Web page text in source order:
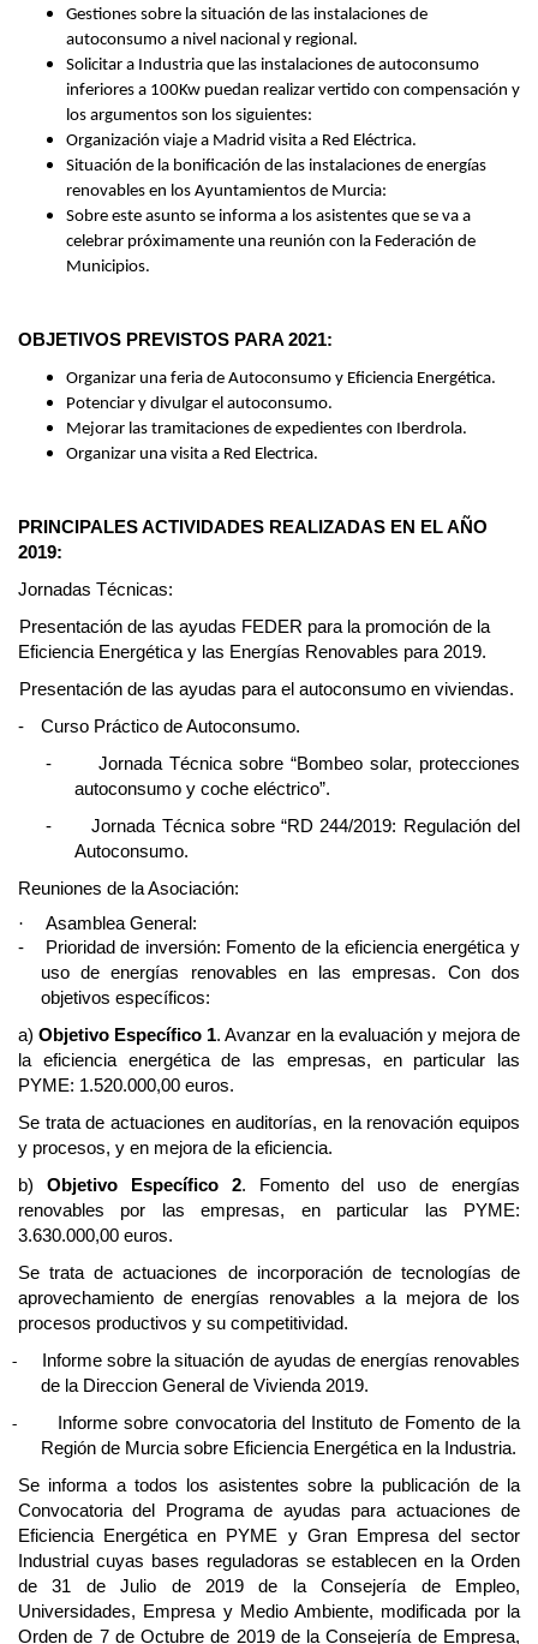
Gestiones sobre la situación de las instalaciones de
autoconsumo a nivel nacional y regional.
Solicitar a Industria que las instalaciones de autoconsumo
inferiores a 100Kw puedan realizar vertido con compensación y
los argumentos son los siguientes:
Organización viaje a Madrid visita a Red Eléctrica.
Situación de la bonificación de las instalaciones de energías
renovables en los Ayuntamientos de Murcia:
Sobre este asunto se informa a los asistentes que se va a
celebrar próximamente una reunión con la Federación de
Municipios.
OBJETIVOS PREVISTOS PARA 2021:
Organizar una feria de Autoconsumo y Eficiencia Energética.
Potenciar y divulgar el autoconsumo.
Mejorar las tramitaciones de expedientes con Iberdrola.
Organizar una visita a Red Electrica.
PRINCIPALES ACTIVIDADES REALIZADAS EN EL AÑO
2019:
Jornadas Técnicas:
Presentación de las ayudas FEDER para la promoción de la
Eficiencia Energética y las Energías Renovables para 2019.
Presentación de las ayudas para el autoconsumo en viviendas.
-
Curso Práctico de Autoconsumo.
-
Jornada Técnica sobre “Bombeo solar, protecciones
autoconsumo y coche eléctrico”.
-
Jornada Técnica sobre “RD 244/2019: Regulación del
Autoconsumo.
Reuniones de la Asociación:
·
Asamblea General:
-
Prioridad de inversión: Fomento de la eficiencia energética y
uso de energías renovables en las empresas. Con dos
objetivos específicos:
a)Objetivo Específico 1. Avanzar en la evaluación y mejora de
la eficiencia energética de las empresas, en particular las
PYME: 1.520.000,00 euros.
Se trata de actuaciones en auditorías, en la renovación equipos
y procesos, y en mejora de la eficiencia.
b) Objetivo Específico 2. Fomento del uso de energías
renovables por las empresas, en particular las PYME:
3.630.000,00 euros.
Se trata de actuaciones de incorporación de tecnologías de
aprovechamiento de energías renovables a la mejora de los
procesos productivos y su competitividad.
-
Informe sobre la situación de ayudas de energías renovables
de la Direccion General de Vivienda 2019.
-
Informe sobre convocatoria del Instituto de Fomento de la
Región de Murcia sobre Eficiencia Energética en la Industria.
Se informa a todos los asistentes sobre la publicación de la
Convocatoria del Programa de ayudas para actuaciones de
Eficiencia Energética en PYME y Gran Empresa del sector
Industrial cuyas bases reguladoras se establecen en la Orden
de 31 de Julio de 2019 de la Consejería de Empleo,
Universidades, Empresa y Medio Ambiente, modificada por la
Orden de 7 de Octubre de 2019 de la Consejería de Empresa,